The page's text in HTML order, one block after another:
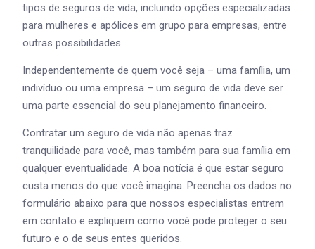
tipos de seguros de vida, incluindo opções especializadas
para mulheres e apólices em grupo para empresas, entre
outras possibilidades.
Independentemente de quem você seja – uma família, um
indivíduo ou uma empresa – um seguro de vida deve ser
uma parte essencial do seu planejamento financeiro.
Contratar um seguro de vida não apenas traz
tranquilidade para você, mas também para sua família em
qualquer eventualidade. A boa notícia é que estar seguro
custa menos do que você imagina. Preencha os dados no
formulário abaixo para que nossos especialistas entrem
em contato e expliquem como você pode proteger o seu
futuro e o de seus entes queridos.